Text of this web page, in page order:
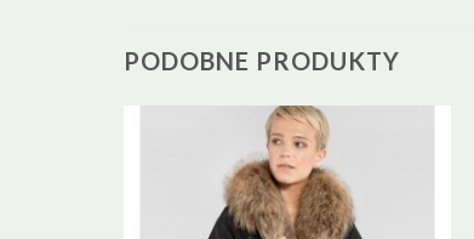
PODOBNE PRODUKTY